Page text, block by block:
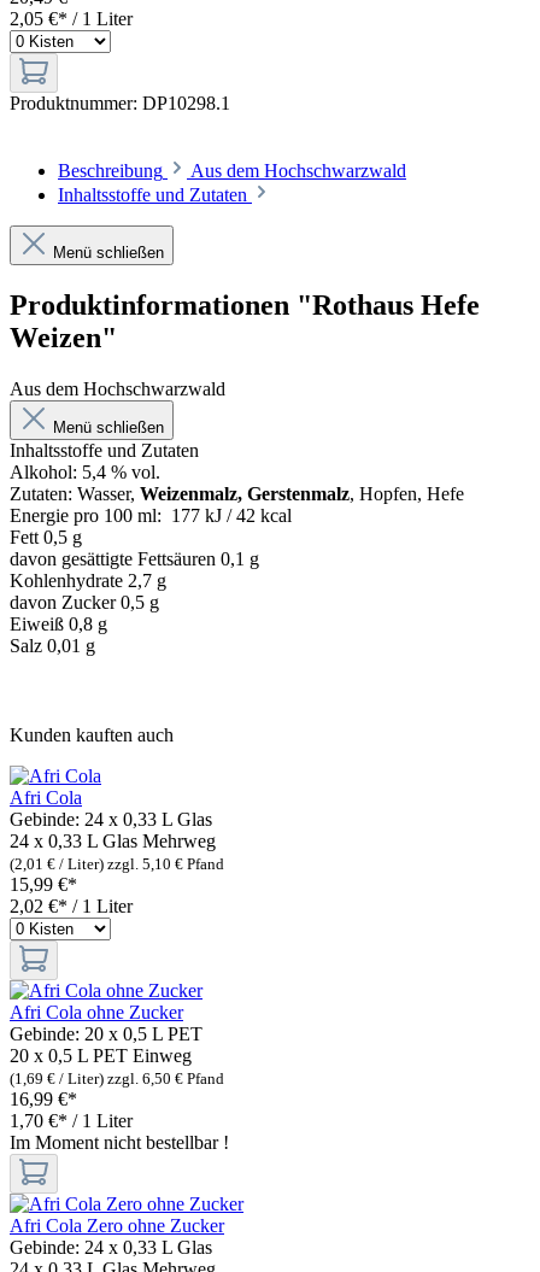
2,05 €* / 1 Liter
Produktnummer: DP10298.1
Beschreibung
Aus dem Hochschwarzwald
Inhaltsstoffe und Zutaten
Menü schließen
Produktinformationen "Rothaus Hefe
Weizen"
Aus dem Hochschwarzwald
Menü schließen
Inhaltsstoffe und Zutaten
Alkohol: 5,4 % vol.
Zutaten: Wasser, Weizenmalz, Gerstenmalz, Hopfen, Hefe
Energie pro 100 ml: 177 kJ / 42 kcal
Fett 0,5 g
davon gesättigte Fettsäuren 0,1 g
Kohlenhydrate 2,7 g
davon Zucker 0,5 g
Eiweiß 0,8 g
Salz 0,01 g
Kunden kauften auch
Afri Cola
Gebinde: 24 x 0,33 L Glas
24 x 0,33 L Glas Mehrweg
(2,01 € / Liter) zzgl. 5,10 € Pfand
15,99 €*
2,02 €* / 1 Liter
Afri Cola ohne Zucker
Gebinde: 20 x 0,5 L PET
20 x 0,5 L PET Einweg
(1,69 € / Liter) zzgl. 6,50 € Pfand
16,99 €*
1,70 €* / 1 Liter
Im Moment nicht bestellbar !
Afri Cola Zero ohne Zucker
Gebinde: 24 x 0,33 L Glas